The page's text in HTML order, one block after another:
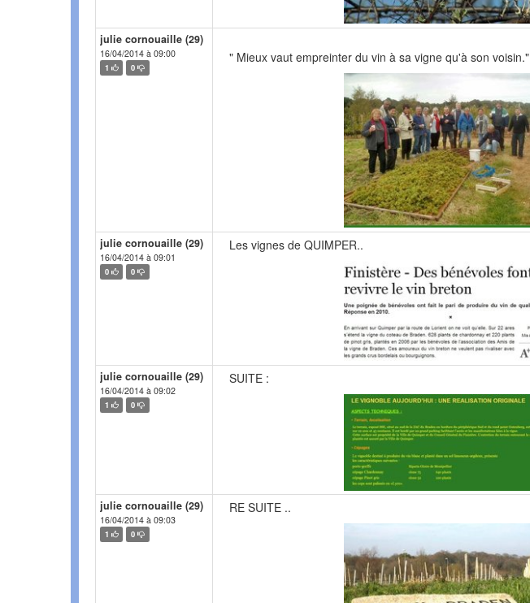
julie cornouaille (29)
16/04/2014 à 09:00
1 0
" Mieux vaut empreinter du vin à sa vigne qu'à son voisin."
julie cornouaille (29)
16/04/2014 à 09:01
0 0
Les vignes de QUIMPER..
julie cornouaille (29)
16/04/2014 à 09:02
1 0
SUITE :
julie cornouaille (29)
16/04/2014 à 09:03
1 0
RE SUITE ..